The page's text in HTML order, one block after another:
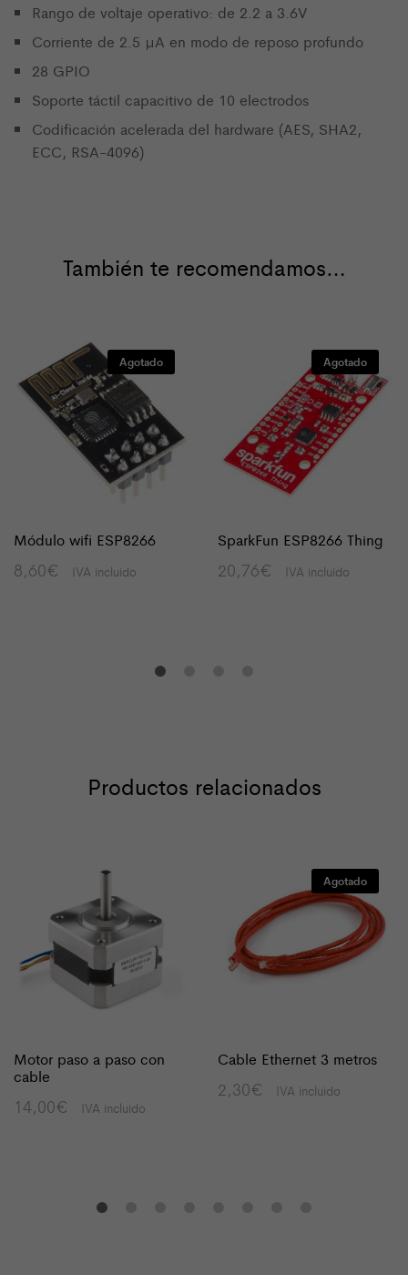
Rango de voltaje operativo: de 2.2 a 3.6V
Corriente de 2.5 µA en modo de reposo profundo
28 GPIO
Soporte táctil capacitivo de 10 electrodos
Codificación acelerada del hardware (AES, SHA2,
ECC, RSA-4096)
También te recomendamos…
Agotado
Módulo wifi ESP8266
8,60€ IVA incluido
Agotado
SparkFun ESP8266 Thing
20,76€ IVA incluido
Productos relacionados
Motor paso a paso con
cable
14,00€ IVA incluido
Agotado
Cable Ethernet 3 metros
2,30€ IVA incluido